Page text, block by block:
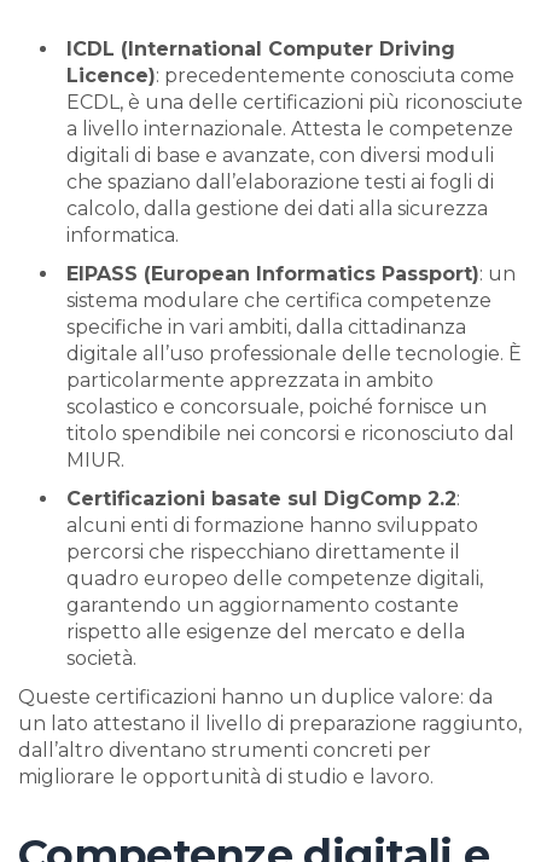
ICDL (International Computer Driving
Licence): precedentemente conosciuta come
ECDL, è una delle certificazioni più riconosciute
a livello internazionale. Attesta le competenze
digitali di base e avanzate, con diversi moduli
che spaziano dall’elaborazione testi ai fogli di
calcolo, dalla gestione dei dati alla sicurezza
informatica.
EIPASS (European Informatics Passport): un
sistema modulare che certifica competenze
specifiche in vari ambiti, dalla cittadinanza
digitale all’uso professionale delle tecnologie. È
particolarmente apprezzata in ambito
scolastico e concorsuale, poiché fornisce un
titolo spendibile nei concorsi e riconosciuto dal
MIUR.
Certificazioni basate sul DigComp 2.2:
alcuni enti di formazione hanno sviluppato
percorsi che rispecchiano direttamente il
quadro europeo delle competenze digitali,
garantendo un aggiornamento costante
rispetto alle esigenze del mercato e della
società.
Queste certificazioni hanno un duplice valore: da
un lato attestano il livello di preparazione raggiunto,
dall’altro diventano strumenti concreti per
migliorare le opportunità di studio e lavoro.